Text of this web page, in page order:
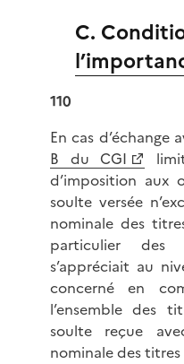
C.
110
En cas d’échange
B du CGI
d’imposition aux
soulte versée
nominale des
particulier des
s’appréciait au
concerné en
l’ensemble des
soulte reçue
nominale des titres